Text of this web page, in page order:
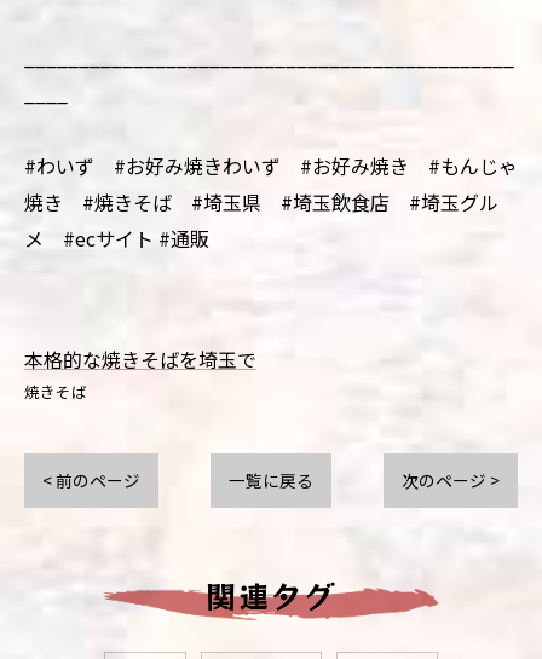
#わいず #お好み焼きわいず #お好み焼き #もんじゃ
焼き #焼きそば #埼玉県 #埼玉飲食店 #埼玉グル
メ #ecサイト #通販
本格的な焼きそばを埼玉で
焼きそば
< 前のページ 一覧に戻る 次のページ >
関連タグ